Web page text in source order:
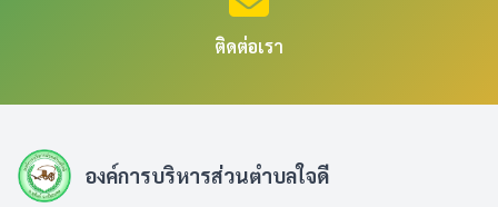
ติดต่อเรา
องค์การบริหารส่วนตำบลใจดี